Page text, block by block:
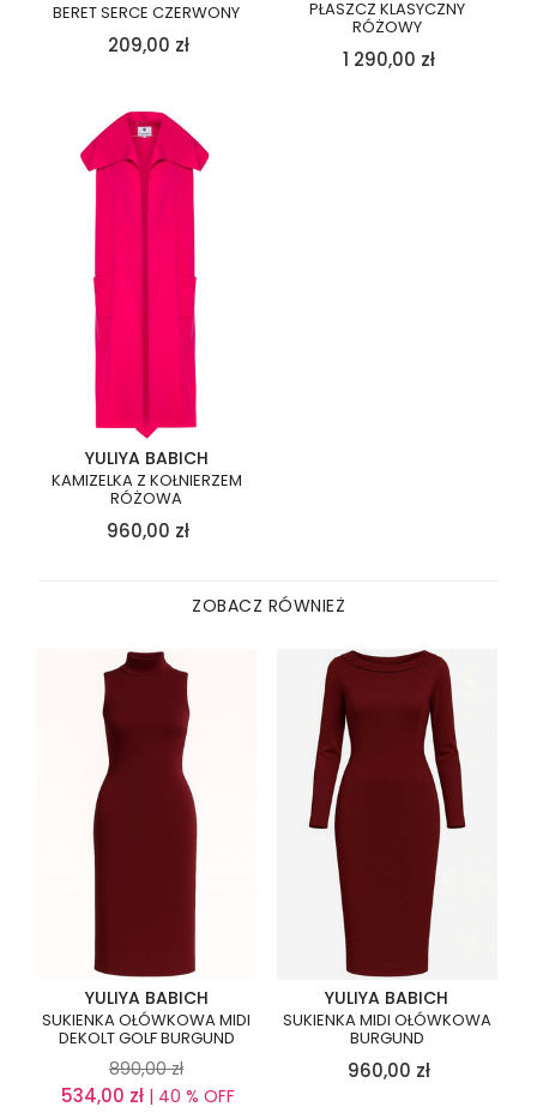
BERET SERCE CZERWONY
209,00 zł
PŁASZCZ KLASYCZNY
RÓŻOWY
1 290,00 zł
YULIYA BABICH
KAMIZELKA Z KOŁNIERZEM
RÓŻOWA
960,00 zł
ZOBACZ RÓWNIEŻ
YULIYA BABICH
SUKIENKA OŁÓWKOWA MIDI
DEKOLT GOLF BURGUND
890,00 zł
534,00 zł | 40 % OFF
YULIYA BABICH
SUKIENKA MIDI OŁÓWKOWA
BURGUND
960,00 zł